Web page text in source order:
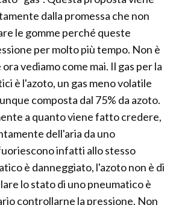
dalla promessa che non
le gomme perché queste
per molto più tempo. Non è
vediamo come mai. Il gas per la
è l'azoto, un gas meno volatile
composta dal 75% da azoto.
a quanto viene fatto credere,
dell'aria da uno
infatti allo stesso
è danneggiato, l'azoto non è di
lo stato di uno pneumatico è
controllarne la pressione. Non